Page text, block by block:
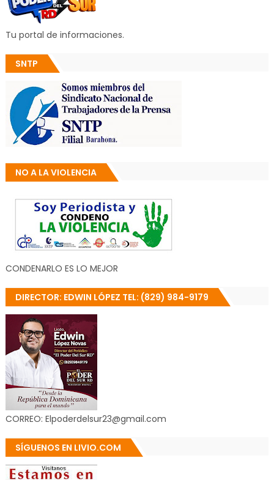
Tu portal de informaciones.
SNTP
NO A LA VIOLENCIA
CONDENARLO ES LO MEJOR
DIRECTOR: EDWIN LÓPEZ TEL: (829) 984-9179
CORREO: Elpoderdelsur23@gmail.com
SÍGUENOS EN LIVIO.COM